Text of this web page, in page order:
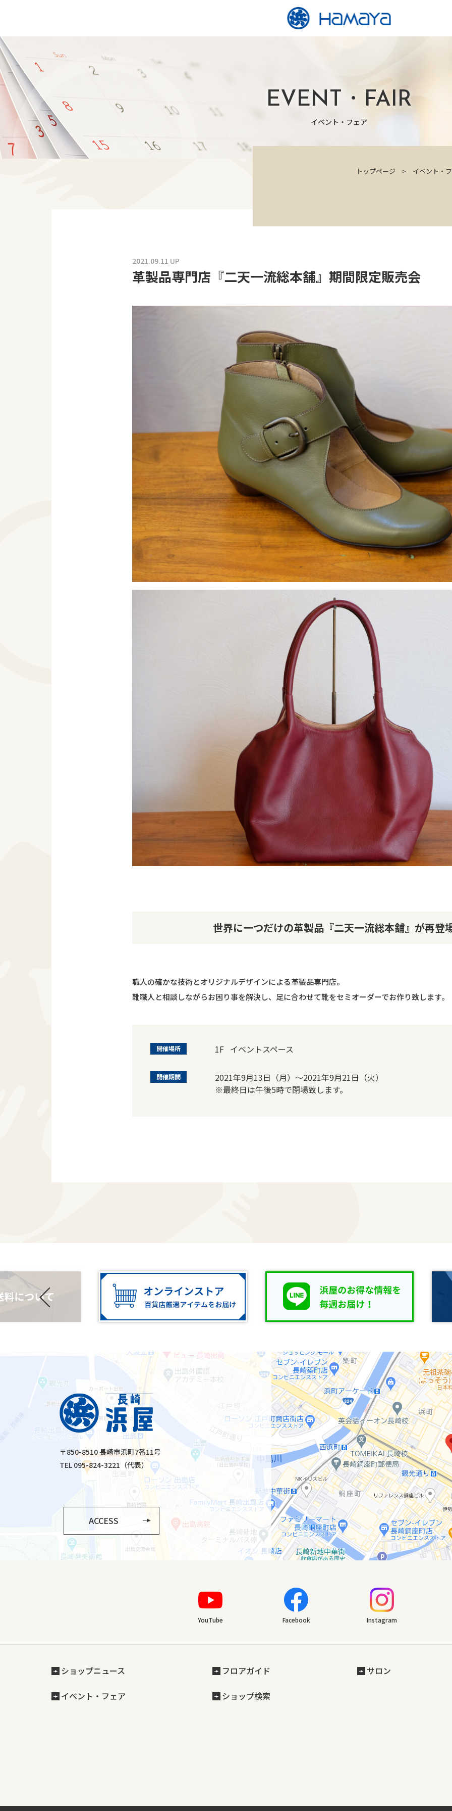
EVENT・FAIR
イベント・フェア
トップページ イベント・
2021.09.11 UP
革製品専門店『二天一流総本舗』期間限定販売会
世界に一つだけの革製品『二天一流総本舗』が再登
職人の確かな技術とオリジナルデザインによる革製品専門店。
靴職人と相談しながらお困り事を解決し、足に合わせて靴をセミオーダーでお作り致します。
開催場所 1F イベントスペース
開催期間
2021年9月13日（月）～2021年9月21日（火）
※最終日は午後5時で閉場致します。
〒850-8510 長崎市浜町7番11号
TEL 095-824-3221（代表）
ACCESS
YouTube Facebook Instagram
ショップニュース
イベント・フェア
フロアガイド
ショップ検索
サロン